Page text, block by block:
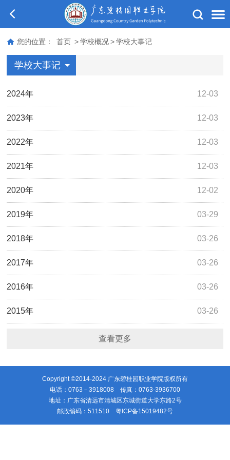
您的位置： 首页 > 学校概况 > 学校大事记
学校大事记
12-03
2024年
12-03
2023年
12-03
2022年
12-03
2021年
12-02
2020年
03-29
2019年
03-26
2018年
03-26
2017年
03-26
2016年
03-26
2015年
查看更多
Copyright ©2014-2024 广东碧桂园职业学院版权所有
电话：0763－3918008 传真：0763-3936700
地址：广东省清远市清城区东城街道大学东路2号
邮政编码：511510 粤ICP备15019482号